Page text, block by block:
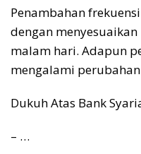
Penambahan
dengan
malam hari. Adapun
mengalami
Dukuh Atas Bank
– …